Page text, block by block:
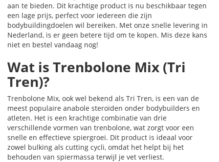
aan te bieden. Dit krachtige product is nu beschikbaar tegen
een lage prijs, perfect voor iedereen die zijn
bodybuildingdoelen wil bereiken. Met onze snelle levering in
Nederland, is er geen betere tijd om te kopen. Mis deze kans
niet en bestel vandaag nog!
Wat is Trenbolone Mix (Tri
Tren)?
Trenbolone Mix, ook wel bekend als Tri Tren, is een van de
meest populaire anabole steroïden onder bodybuilders en
atleten. Het is een krachtige combinatie van drie
verschillende vormen van trenbolone, wat zorgt voor een
snelle en effectieve spiergroei. Dit product is ideaal voor
zowel bulking als cutting cycli, omdat het helpt bij het
behouden van spiermassa terwijl je vet verliest.